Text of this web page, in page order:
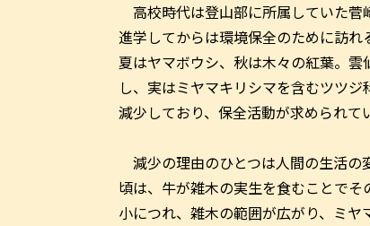
高校時代は登山部に所属していた菅
進学してからは環境保全のために訪
夏はヤマボウシ、秋は木々の紅葉。
し、実はミヤマキリシマを含むツツ
減少しており、保全活動が求められて
減少の理由のひとつは人間の生活の
頃は、牛が雑木の実生を食むことで
小につれ、雑木の範囲が広がり、ミ